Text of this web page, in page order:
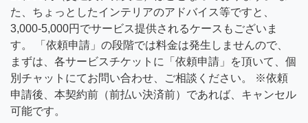
た、ちょっとしたインテリアのアドバイス等ですと、
3,000-5,000円でサービス提供されるケースもございま
す。 「依頼申請」の段階では料金は発生しませんので、
まずは、各サービスチケットに「依頼申請」を頂いて、個
別チャットにてお問い合わせ、ご相談ください。 ※依頼
申請後、本契約前（前払い決済前）であれば、キャンセル
可能です。